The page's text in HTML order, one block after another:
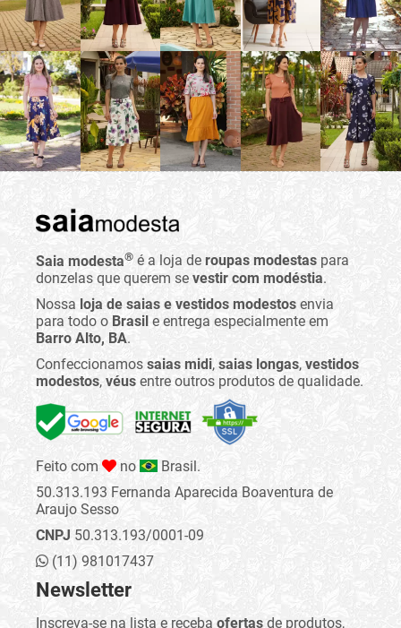
Saia modesta® é a loja de roupas modestas para
donzelas que querem se vestir com modéstia.
Nossa loja de saias e vestidos modestos envia
para todo o Brasil e entrega especialmente em
Barro Alto, BA.
Confeccionamos saias midi, saias longas, vestidos
modestos, véus entre outros produtos de qualidade.
Feito com no
Brasil.
50.313.193 Fernanda Aparecida Boaventura de
Araujo Sesso
CNPJ 50.313.193/0001-09
(11) 981017437
Newsletter
Inscreva-se na lista e receba ofertas de produtos,